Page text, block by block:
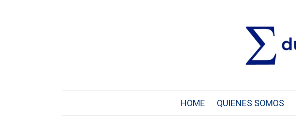
HOME QUIENES SOMOS